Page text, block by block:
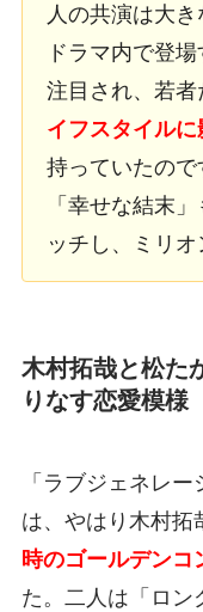
人の共演は大
ドラマ内で登
注目され、若
イフスタイル
持っていたの
「幸せな結末
ッチし、ミリオ
木村拓哉と松た
りなす恋愛模様
「ラブジェネレ
は、やはり木村拓
時のゴールデンコ
た。二人は「ロン